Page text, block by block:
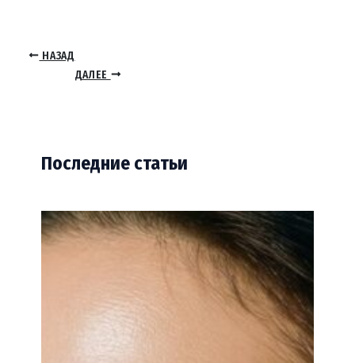
НАЗАД
ДАЛЕЕ
Последние статьи